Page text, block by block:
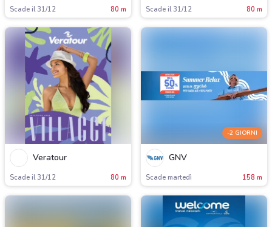
Scade il 31/12 80 m Scade il 31/12 80 m
Veratour
Scade il 31/12 80 m
-2 GIORNI
GNV
Scade martedì 158 m